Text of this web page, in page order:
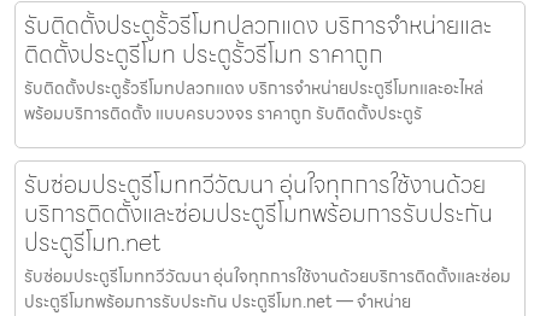
รับติดตั้งประตูรั้วรีโมทปลวกแดง บริการจำหน่ายและ
ติดตั้งประตูรีโมท ประตูรั้วรีโมท ราคาถูก
รับติดตั้งประตูรั้วรีโมทปลวกแดง บริการจำหน่ายประตูรีโมทและอะไหล่
พร้อมบริการติดตั้ง แบบครบวงจร ราคาถูก รับติดตั้งประตูรั
รับซ่อมประตูรีโมททวีวัฒนา อุ่นใจทุกการใช้งานด้วย
บริการติดตั้งและซ่อมประตูรีโมทพร้อมการรับประกัน
ประตูรีโมท.net
รับซ่อมประตูรีโมททวีวัฒนา อุ่นใจทุกการใช้งานด้วยบริการติดตั้งและซ่อม
ประตูรีโมทพร้อมการรับประกัน ประตูรีโมท.net — จำหน่าย